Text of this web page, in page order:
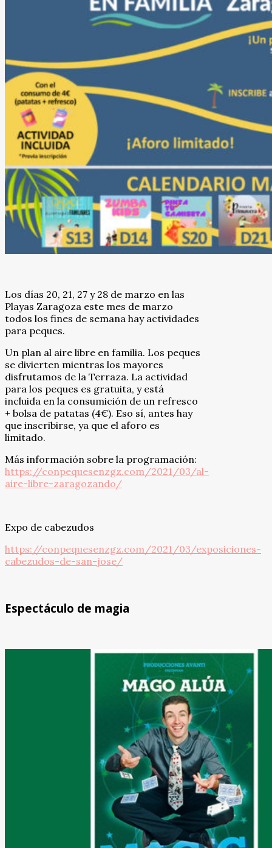
Los días 20, 21, 27 y 28 de marzo en las
Playas Zaragoza este mes de marzo
todos los fines de semana hay actividades
para peques.
Un plan al aire libre en familia. Los peques
se divierten mientras los mayores
disfrutamos de la Terraza. La actividad
para los peques es gratuita, y está
incluida en la consumición de un refresco
+ bolsa de patatas (4€). Eso sí, antes hay
que inscribirse, ya que el aforo es
limitado.
Más información sobre la programación:
https://conpequesenzgz.com/2021/03/al-
aire-libre-zaragozando/
Expo de cabezudos
https://conpequesenzgz.com/2021/03/exposiciones-
cabezudos-de-san-jose/
Espectáculo de magia